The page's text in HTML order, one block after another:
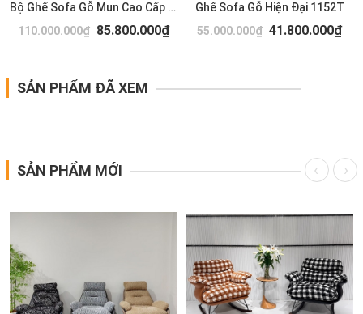
Bộ Ghế Sofa Gỗ Mun Cao Cấp 1154T
110.000.000₫ 85.800.000₫
Ghế Sofa Gỗ Hiện Đại 1152T
55.000.000₫ 41.800.000₫
SẢN PHẨM ĐÃ XEM
SẢN PHẨM MỚI